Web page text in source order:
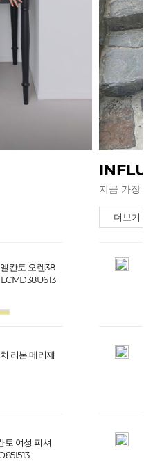
칸토 오렌38
리본 메리제
토 여성 피셔
지금 가장
더보기